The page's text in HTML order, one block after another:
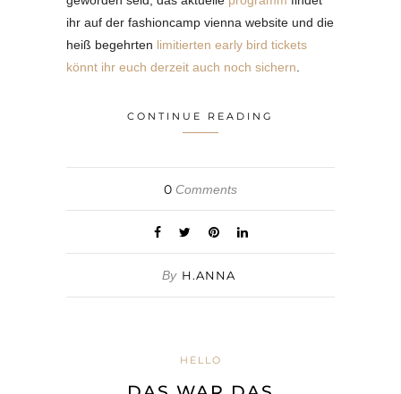
ihr auf der fashioncamp vienna website und die
heiß begehrten limitierten early bird tickets
könnt ihr euch derzeit auch noch sichern.
CONTINUE READING
0 Comments
By H.ANNA
HELLO